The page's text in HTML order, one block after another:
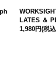
LATES ＆
1,980円(税